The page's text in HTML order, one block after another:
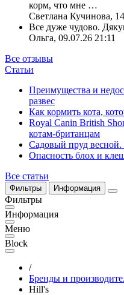
корм, что мне …
Светлана Кучинова,
Все дуже чудово.
Ольга, 09.07.26 21:11
Все отзывы
Статьи
Преимущества и
развес
Как кормить кота,
Royal Canin British
котам-британцам
Садовый пруд весной.
Опасность блох и
Все статьи
Фильтры Информация
Фильтры
Информация
Меню
Block
/
Бренды и
Hill's